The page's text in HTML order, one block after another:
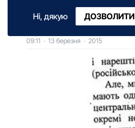
Ні, дякую ДОЗВОЛИТИ
ОГ Оксана Гуцалюк
09:11 · 13 березня · 2015